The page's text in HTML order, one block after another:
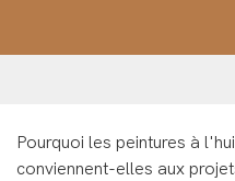
Pourquoi les peintures à
conviennent-elles aux